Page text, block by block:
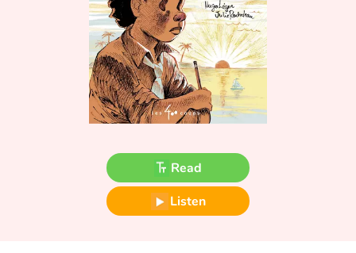
Tales and classics in french
Fable, myth, literature and poetry
Princesses and princes, kings, queens and dragons
Heroines and Heroes
Read
Listen